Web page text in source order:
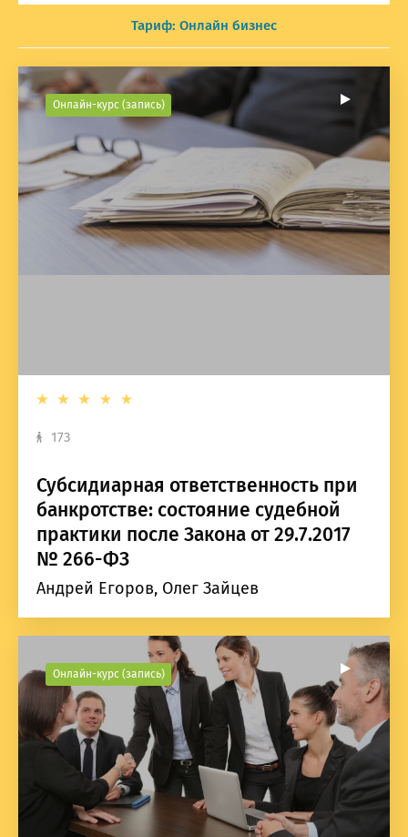
Тариф: Онлайн бизнес
Онлайн-курс (запись)
173
Субсидиарная ответственность при
банкротстве: состояние судебной
практики после Закона от 29.7.2017
№ 266-ФЗ
Андрей Егоров, Олег Зайцев
Онлайн-курс (запись)